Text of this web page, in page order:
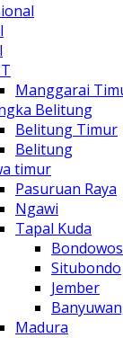
Manggarai
Belitung
Belitung Timur
Belitung
timur
Pasuruan Raya
Ngawi
Tapal Kuda
Situbondo
Jember
Madura